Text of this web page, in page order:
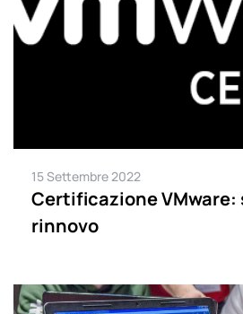
15 Settembre 2022
Certificazione VMware:
rinnovo